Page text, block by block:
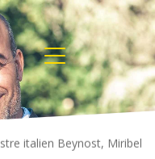
italien Beynost, Miribel